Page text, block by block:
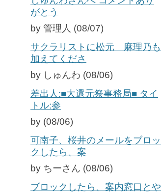
がとう
by 管理人 (08/07)
サクラリストに松元 麻理乃も
加えてくださ
by しゅんわ (08/06)
差出人:■大還元祭事務局■ タイ
トル:参
by (08/06)
可南子、桜井のメールをブロッ
クしたら、案
by ちーさん (08/06)
ブロックしたら、案内窓口とや